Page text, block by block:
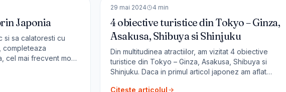
Japonia
si sa calatoresti cu
completeaza
cel mai frecvent mod
o lungime de
29 mai 2024 4 min
4 obiective turistice din Tokyo – Ginza,
Asakusa, Shibuya si Shinjuku
Din multitudinea atractiilor, am vizitat 4 obiective
turistice din Tokyo – Ginza, Asakusa, Shibuya si
Shinjuku. Daca in primul articol japonez am aflat
Citește articolul